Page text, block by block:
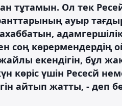
тұтамын. Ол тек
ауыр
соң
екендігін, бұл
көріс үшін Ресесй
айтып жатты, - деп